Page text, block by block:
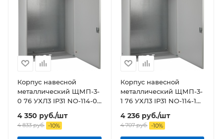
Корпус навесной
металлический ЩМП-3-
0 76 УХЛ3 IP31 NO-114-06
4 350 руб./шт
4 833руб. -10%
Корпус навесной
металлический ЩМП-3-
1 76 УХЛ3 IP31 NO-114-10
4 236руб./шт
4 707руб. -10%